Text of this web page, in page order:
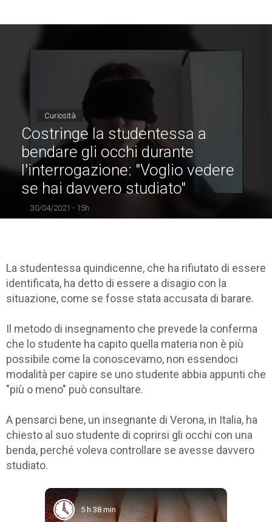
Curiosità
Costringe la studentessa a
bendare gli occhi durante
l'interrogazione: "Voglio vedere
se hai davvero studiato"
30/04/2021 - 15h
La studentessa quindicenne, che ha rifiutato di essere
identificata, ha detto di essere a disagio con la
situazione, come se fosse stata accusata di barare.
Il metodo di insegnamento che prevede la conferma
che lo studente ha capito quella materia non è più
possibile come la conoscevamo, non essendoci
modalità per capire se uno studente abbia appunti che
"più o meno" può consultare.
A pensarci bene, un insegnante di Verona, in Italia, ha
chiesto al suo studente di coprirsi gli occhi con una
benda, perché voleva controllare se avesse davvero
studiato.
5 h 38 min